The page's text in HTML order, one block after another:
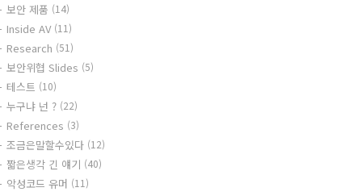
보안 제품 (14)
Inside AV (11)
Research (51)
보안위협 Slides (5)
테스트 (10)
누구냐 넌 ? (22)
References (3)
조금은말할수있다 (12)
짧은생각 긴 얘기 (40)
악성코드 유머 (11)